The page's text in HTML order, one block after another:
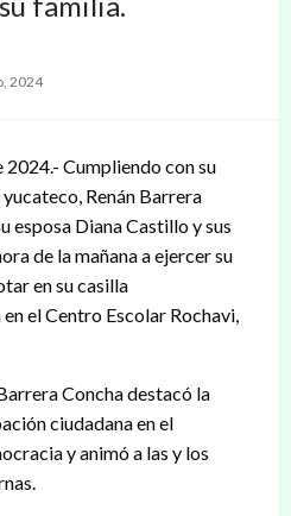
2024
2024.- Cumpliendo con su
Renán Barrera
esposa Diana Castillo y sus
de la mañana a ejercer su
en su casilla
el Centro Escolar Rochavi,
Concha destacó la
ciudadana en el
y animó a las y los